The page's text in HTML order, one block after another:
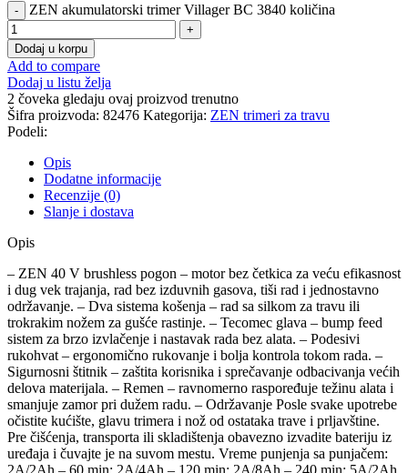
ZEN akumulatorski trimer Villager BC 3840 količina
Dodaj u korpu
Add to compare
Dodaj u listu želja
2 čoveka gledaju ovaj proizvod trenutno
Šifra proizvoda: 82476 Kategorija: ZEN trimeri za travu
Podeli:
Opis
Dodatne informacije
Recenzije (0)
Slanje i dostava
Opis
– ZEN 40 V brushless pogon – motor bez četkica za veću efikasnost
i dug vek trajanja, rad bez izduvnih gasova, tiši rad i jednostavno
održavanje. – Dva sistema košenja – rad sa silkom za travu ili
trokrakim nožem za gušće rastinje. – Tecomec glava – bump feed
sistem za brzo izvlačenje i nastavak rada bez alata. – Podesivi
rukohvat – ergonomično rukovanje i bolja kontrola tokom rada. –
Sigurnosni štitnik – zaštita korisnika i sprečavanje odbacivanja većih
delova materijala. – Remen – ravnomerno raspoređuje težinu alata i
smanjuje zamor pri dužem radu. – Održavanje Posle svake upotrebe
očistite kućište, glavu trimera i nož od ostataka trave i prljavštine.
Pre čišćenja, transporta ili skladištenja obavezno izvadite bateriju iz
uređaja i čuvajte je na suvom mestu. Vreme punjenja sa punjačem: